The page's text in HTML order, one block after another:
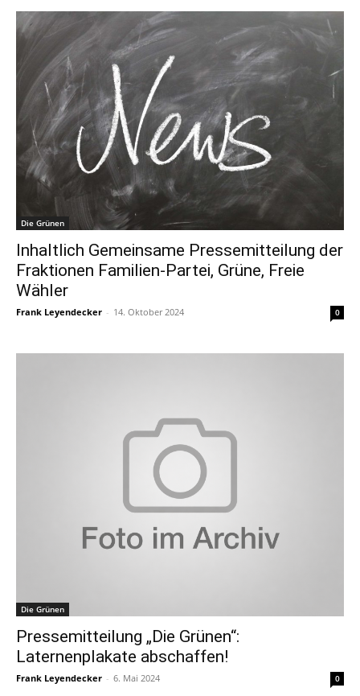
Die Grünen
Inhaltlich Gemeinsame Pressemitteilung der
Fraktionen Familien-Partei, Grüne, Freie
Wähler
Frank Leyendecker - 14. Oktober 2024 0
Die Grünen
Pressemitteilung „Die Grünen“:
Laternenplakate abschaffen!
Frank Leyendecker - 6. Mai 2024 0